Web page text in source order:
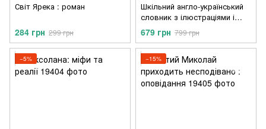
Світ Ярека : роман
284 грн 299 грн
Шкільний англо-український
словник з ілюстраціями і
прикладами
679 грн 799 грн
−5% −15%